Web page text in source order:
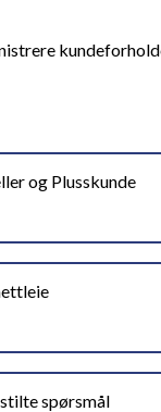
og Plusskunde
spørsmål